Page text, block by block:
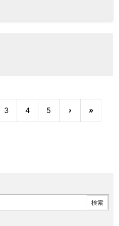
3 4 5 › »